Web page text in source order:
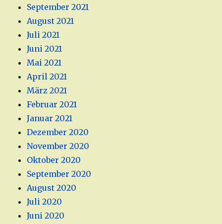
September 2021
August 2021
Juli 2021
Juni 2021
Mai 2021
April 2021
März 2021
Februar 2021
Januar 2021
Dezember 2020
November 2020
Oktober 2020
September 2020
August 2020
Juli 2020
Juni 2020